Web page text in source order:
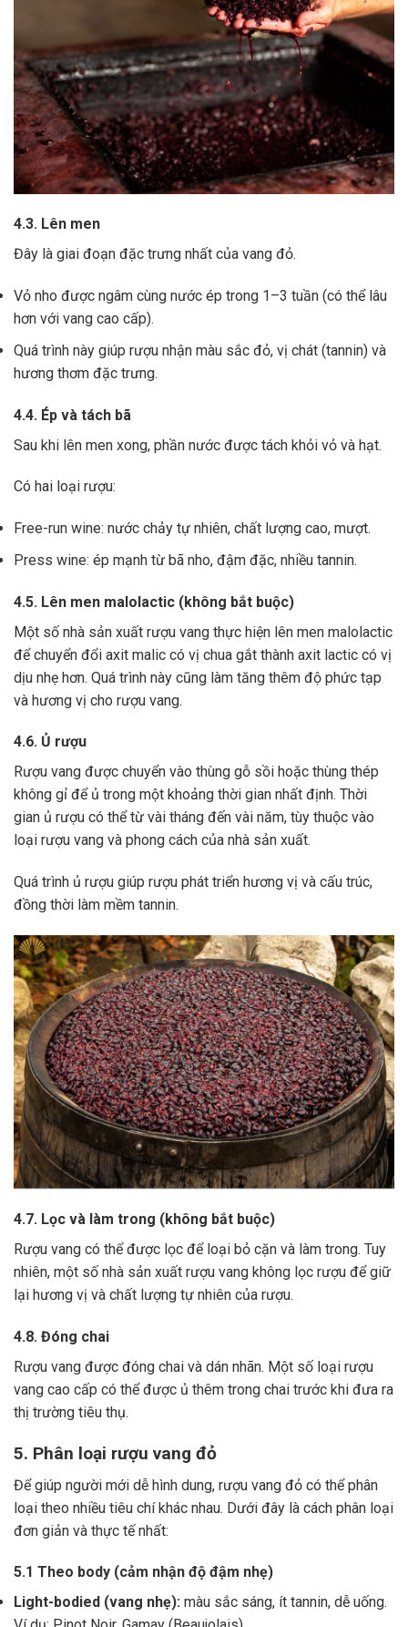
4.3. Lên men
Đây là giai đoạn đặc trưng nhất của vang đỏ.
Vỏ nho được ngâm cùng nước ép trong 1–3 tuần (có thể lâu
hơn với vang cao cấp).
Quá trình này giúp rượu nhận màu sắc đỏ, vị chát (tannin) và
hương thơm đặc trưng.
4.4. Ép và tách bã
Sau khi lên men xong, phần nước được tách khỏi vỏ và hạt.
Có hai loại rượu:
Free-run wine: nước chảy tự nhiên, chất lượng cao, mượt.
Press wine: ép mạnh từ bã nho, đậm đặc, nhiều tannin.
4.5. Lên men malolactic (không bắt buộc)
Một số nhà sản xuất rượu vang thực hiện lên men malolactic
để chuyển đổi axit malic có vị chua gắt thành axit lactic có vị
dịu nhẹ hơn. Quá trình này cũng làm tăng thêm độ phức tạp
và hương vị cho rượu vang.
4.6. Ủ rượu
Rượu vang được chuyển vào thùng gỗ sồi hoặc thùng thép
không gỉ để ủ trong một khoảng thời gian nhất định. Thời
gian ủ rượu có thể từ vài tháng đến vài năm, tùy thuộc vào
loại rượu vang và phong cách của nhà sản xuất.
Quá trình ủ rượu giúp rượu phát triển hương vị và cấu trúc,
đồng thời làm mềm tannin.
4.7. Lọc và làm trong (không bắt buộc)
Rượu vang có thể được lọc để loại bỏ cặn và làm trong. Tuy
nhiên, một số nhà sản xuất rượu vang không lọc rượu để giữ
lại hương vị và chất lượng tự nhiên của rượu.
4.8. Đóng chai
Rượu vang được đóng chai và dán nhãn. Một số loại rượu
vang cao cấp có thể được ủ thêm trong chai trước khi đưa ra
thị trường tiêu thụ.
5. Phân loại rượu vang đỏ
Để giúp người mới dễ hình dung, rượu vang đỏ có thể phân
loại theo nhiều tiêu chí khác nhau. Dưới đây là cách phân loại
đơn giản và thực tế nhất:
5.1 Theo body (cảm nhận độ đậm nhẹ)
Light-bodied (vang nhẹ): màu sắc sáng, ít tannin, dễ uống.